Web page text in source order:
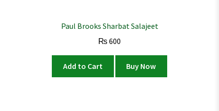
Paul Brooks Sharbat Salajeet
₨ 600
Add to Cart Buy Now